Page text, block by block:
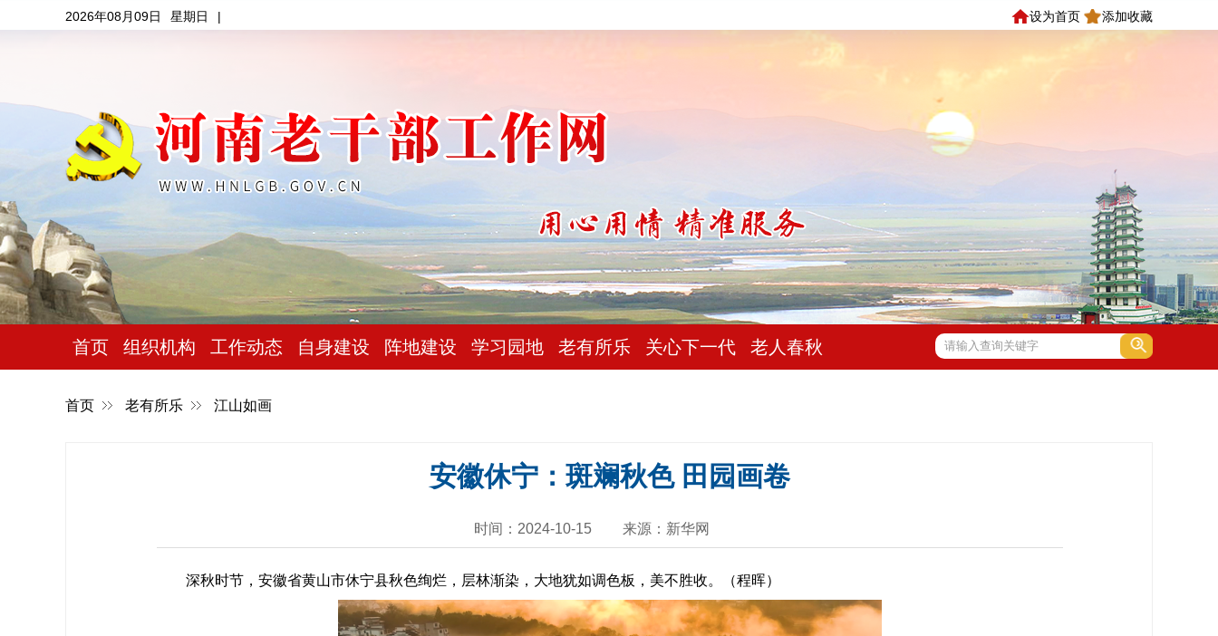
2026年08月09日 星期日 | 设为首页 添加收藏
首页 组织机构 工作动态 自身建设 阵地建设 学习园地 老有所乐 关心下一代 老人春秋
首页 老有所乐 江山如画
安徽休宁：斑斓秋色 田园画卷
时间：2024-10-15 来源：新华网
深秋时节，安徽省黄山市休宁县秋色绚烂，层林渐染，大地犹如调色板，美不胜收。（程晖）